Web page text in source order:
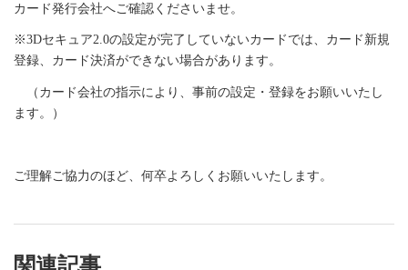
カード発行会社へご確認くださいませ。
※3Dセキュア2.0の設定が完了していないカードでは、カード新規
登録、カード決済ができない場合があります。
（カード会社の指示により、事前の設定・登録をお願いいたし
ます。）
ご理解ご協力のほど、何卒よろしくお願いいたします。